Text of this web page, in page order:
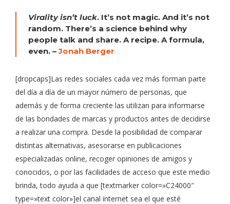
Virality isn’t luck. It’s not magic. And it’s not
random. There’s a science behind why
people talk and share. A recipe. A formula,
even. –Jonah Berger
[dropcaps]Las redes sociales cada vez más forman parte
del día a día de un mayor número de personas, que
además y de forma creciente las utilizan para informarse
de las bondades de marcas y productos antes de decidirse
a realizar una compra. Desde la posibilidad de comparar
distintas alternativas, asesorarse en publicaciones
especializadas online, recoger opiniones de amigos y
conocidos, o por las facilidades de acceso que este medio
brinda, todo ayuda a que [textmarker color=»C24000″
type=»text color»]el canal internet sea el que esté